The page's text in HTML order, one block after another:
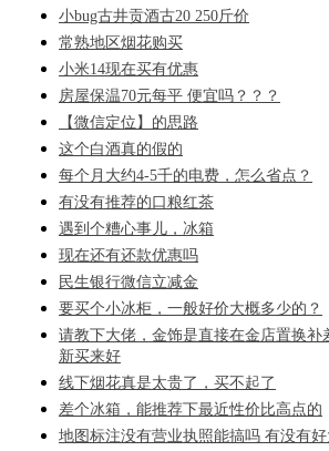
小bug古井贡酒古20 250斤价
常熟地区烟花购买
小米14现在买有优惠
房屋保温70元每平 便宜吗？？？
【微信定位】的思路
这个白酒真的假的
每个月大约4-5千的电费，怎么省点？
有没有推荐的口粮红茶
遇到个糟心事儿，冰箱
现在还有还款优惠吗
民生银行微信立减金
要买个小冰柜，一般好价大概多少的？
请教下大佬，金饰是直接在金店置换补
新买来好
线下烟花真是太贵了，买不起了
差个冰箱，能推荐下最近性价比高点的
地图标注没有营业执照能搞吗 有没有